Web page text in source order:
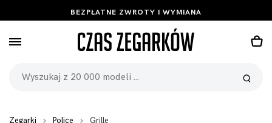
BEZPŁATNE ZWROTY I WYMIANA
Zegarki Police Grille